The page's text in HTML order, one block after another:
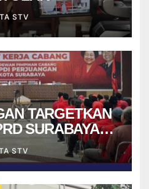
STV
TARGETKAN
SURABAYA
STV